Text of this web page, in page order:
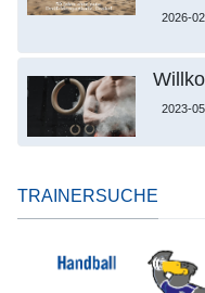
2026-
2023-
TRAINERSUCHE